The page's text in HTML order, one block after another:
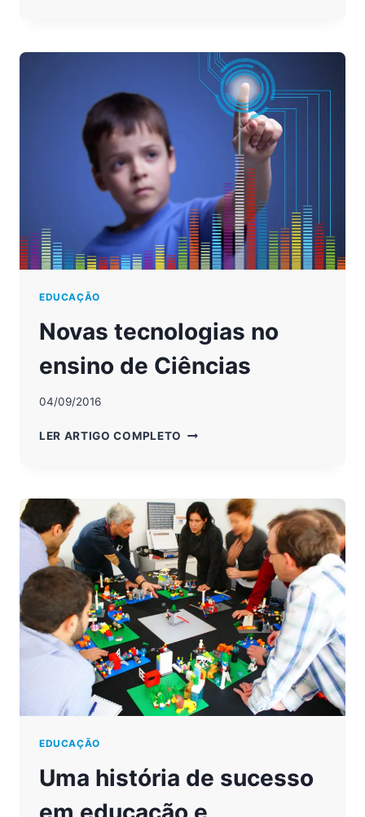
O
DESENVOLVIMENTO
CRIANÇAS
EDUCAÇÃO
Novas tecnologias no
ensino de Ciências
04/09/2016
LER ARTIGO COMPLETO NOVAS
DE
CIÊNCIAS
EDUCAÇÃO
Uma história de sucesso